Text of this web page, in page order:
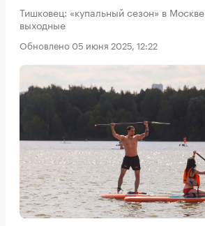
Тишковец: «купальный сезон» в
выходные
Обновлено 05 июня 2025, 12:22